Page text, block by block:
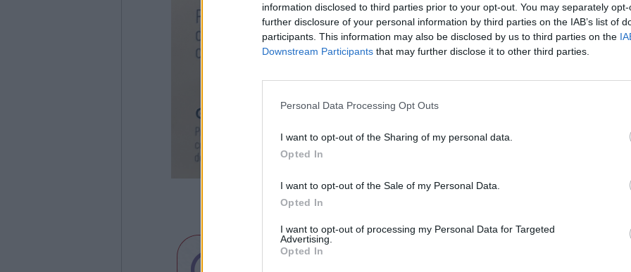
information disclosed to third parties prior to your opt-out. You may separately
further disclosure of your personal information by third parties on the IAB’s list of
participants. This information may also be disclosed by us to third parties on the
Downstream Participants that may further disclose it to other third parties.
Personal Data Processing Opt Outs
I want to opt-out of the Sharing of my personal data.
Opted In
I want to opt-out of the Sale of my Personal Data.
Opted In
I want to opt-out of processing my Personal Data for Targeted
Advertising.
Opted In